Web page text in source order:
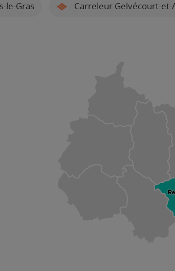
le-Gras Carreleur Gelvécourt-et-